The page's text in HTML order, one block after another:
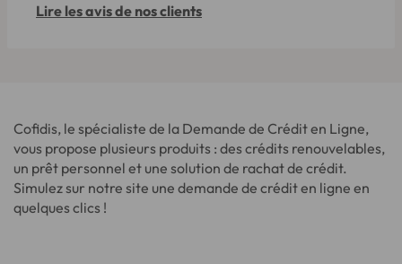
Lire les avis de nos clients
Cofidis, le spécialiste de la Demande de Crédit en Ligne,
vous propose plusieurs produits : des crédits renouvelables,
un prêt personnel et une solution de rachat de crédit.
Simulez sur notre site une demande de crédit en ligne en
quelques clics !